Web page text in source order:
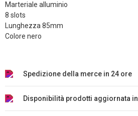
Marteriale alluminio
8 slots
Lunghezza 85mm
Colore nero
Spedizione della merce in 24 ore
Disponibilità prodotti aggiornata